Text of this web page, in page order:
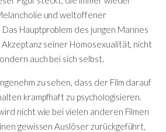
und weltoffener
Hauptproblem des jungen Mannes
seiner Homosexualität, nicht
auch bei sich selbst.
zu sehen, dass der Film darauf
krampfhaft zu psychologisieren.
nicht wie bei vielen anderen Filmen
gewissen Auslöser zurückgeführt,